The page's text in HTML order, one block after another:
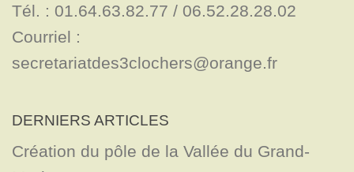
Tél. : 01.64.63.82.77 / 06.52.28.28.02
Courriel :
secretariatdes3clochers@orange.fr
DERNIERS ARTICLES
Création du pôle de la Vallée du Grand-